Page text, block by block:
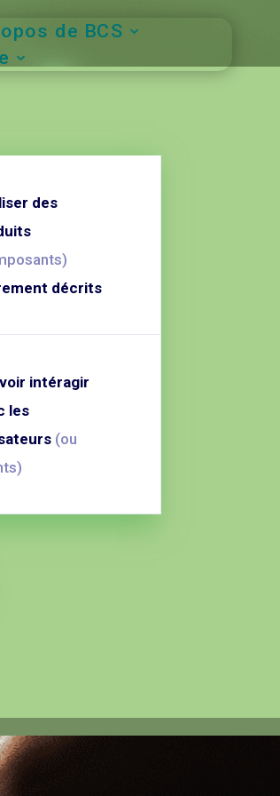
de BCS
des
décrits
intéragir
les
(ou